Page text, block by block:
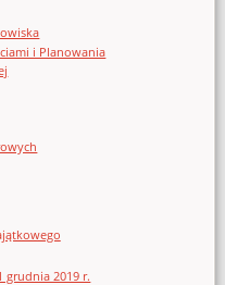
i Planowania
grudnia 2019 r.